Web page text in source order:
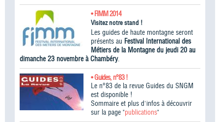
• FIMM 2014
Visitez notre stand !
Les guides de haute montagne seront
présents au Festival International des
Métiers de la Montagne du jeudi 20 au
dimanche 23 novembre à Chambéry.
• Guides, n°83 !
Le n°83 de la revue Guides du SNGM
est disponible !
Sommaire et plus d'infos à découvrir
sur la page "publications"